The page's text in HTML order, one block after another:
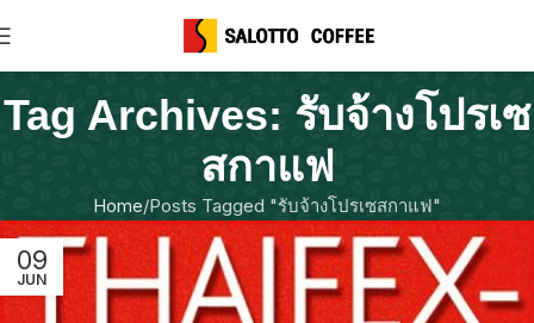
Tag Archives: รับจ้างโปรเซ
สกาแฟ
Home Posts Tagged "รับจ้างโปรเซสกาแฟ"
09
JUN